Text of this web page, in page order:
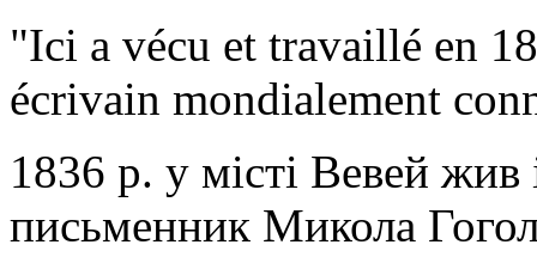
"Ici a vécu et travaillé en
écrivain mondialement
1836 р. у місті Вевей жив
письменник Микола